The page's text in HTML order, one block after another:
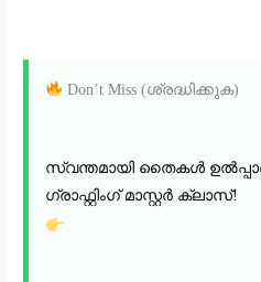
Don’t Miss (ശ്രദ്ധിക്കുക)
സ്വന്തമായി തൈകൾ
ഗ്രാഫ്റ്റിംഗ് മാസ്റ്റർ ക്ലാസ്!